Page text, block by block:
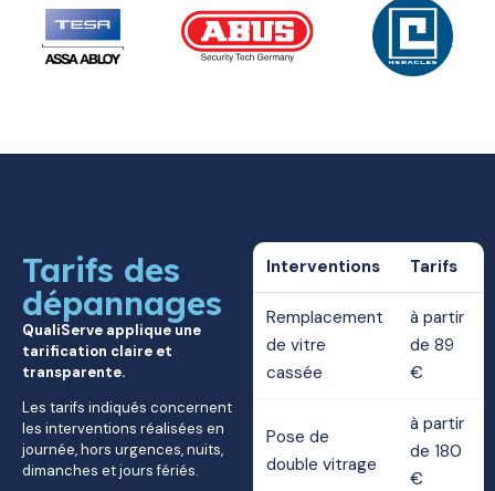
Tarifs des
dépannages
QualiServe applique une
tarification claire et
transparente.
Les tarifs indiqués concernent
les interventions réalisées en
journée, hors urgences, nuits,
dimanches et jours fériés.
Interventions Tarifs
Remplacement
de vitre
cassée
à partir
de 89
€
Pose de
double vitrage
à partir
de 180
€